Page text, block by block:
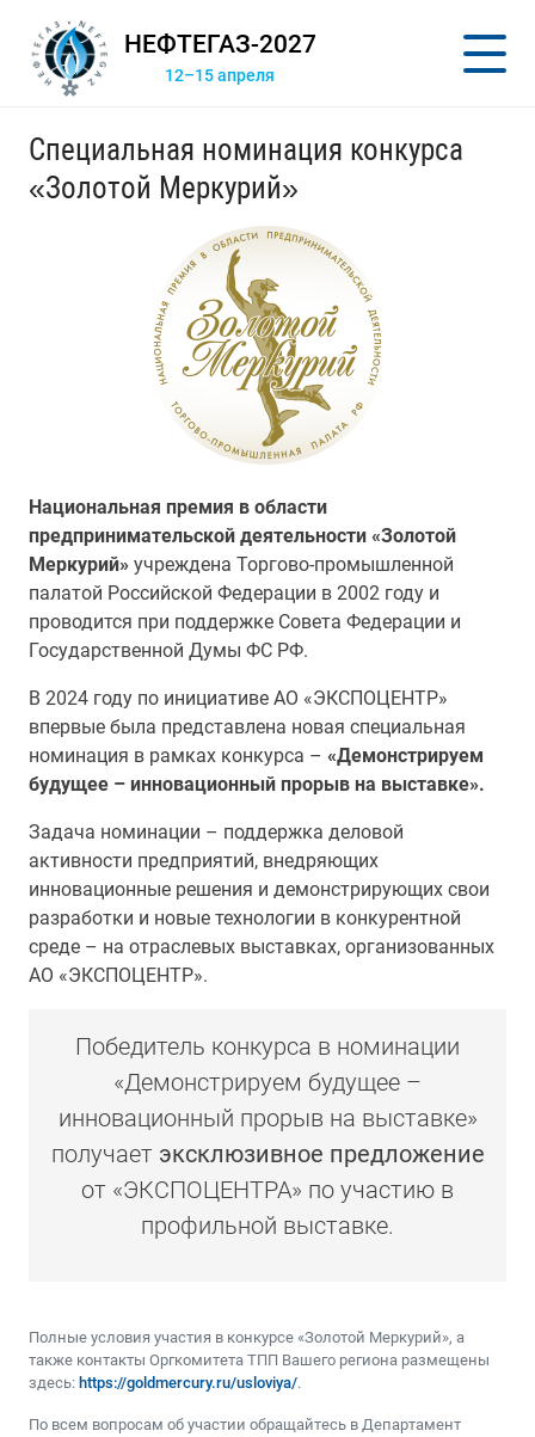
НЕФТЕГАЗ-2027
12–15 апреля
Специальная номинация конкурса
«Золотой Меркурий»
Национальная премия в области
предпринимательской деятельности «Золотой
Меркурий» учреждена Торгово-промышленной
палатой Российской Федерации в 2002 году и
проводится при поддержке Совета Федерации и
Государственной Думы ФС РФ.
В 2024 году по инициативе АО «ЭКСПОЦЕНТР»
впервые была представлена новая специальная
номинация в рамках конкурса – «Демонстрируем
будущее – инновационный прорыв на выставке».
Задача номинации – поддержка деловой
активности предприятий, внедряющих
инновационные решения и демонстрирующих свои
разработки и новые технологии в конкурентной
среде – на отраслевых выставках, организованных
АО «ЭКСПОЦЕНТР».
Победитель конкурса в номинации
«Демонстрируем будущее –
инновационный прорыв на выставке»
получает эксклюзивное предложение
от «ЭКСПОЦЕНТРА» по участию в
профильной выставке.
Полные условия участия в конкурсе «Золотой Меркурий», а
также контакты Оргкомитета ТПП Вашего региона размещены
здесь: https://goldmercury.ru/usloviya/.
По всем вопросам об участии обращайтесь в Департамент